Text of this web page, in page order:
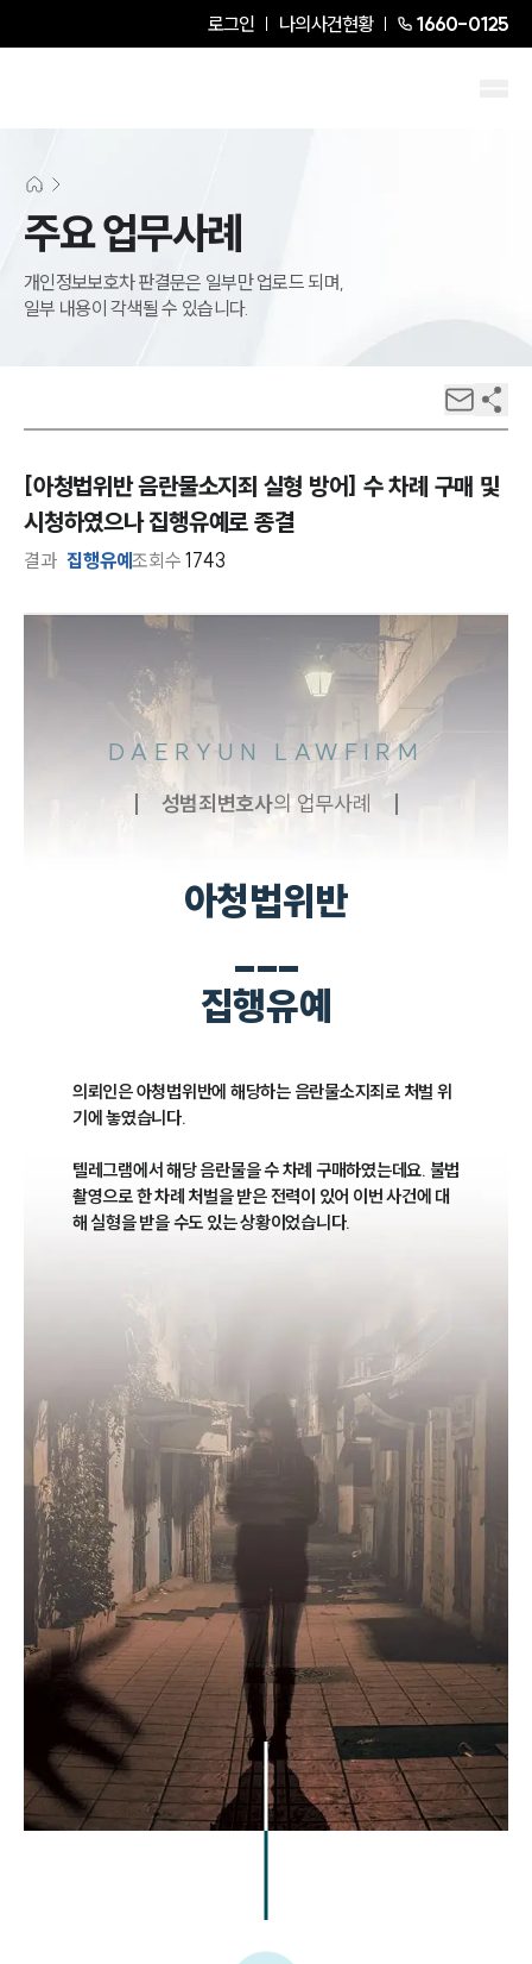
로그인 나의사건현황 1660-0125
주요 업무사례
개인정보보호차 판결문은 일부만 업로드 되며,
일부 내용이 각색될 수 있습니다.
[아청법위반 음란물소지죄 실형 방어] 수 차례 구매 및
시청하였으나 집행유예로 종결
결과 집행유예조회수1743
DAERYUN LAWFIRM
성범죄 변호사의 업무사례
아청법위반
___
집행유예
의뢰인은 아청법위반에 해당하는 음란물소지죄로 처벌 위
기에 놓였습니다.
텔레그램에서 해당 음란물을 수 차례 구매하였는데요. 불법
촬영으로 한 차례 처벌을 받은 전력이 있어 이번 사건에 대
해 실형을 받을 수도 있는 상황이었습니다.